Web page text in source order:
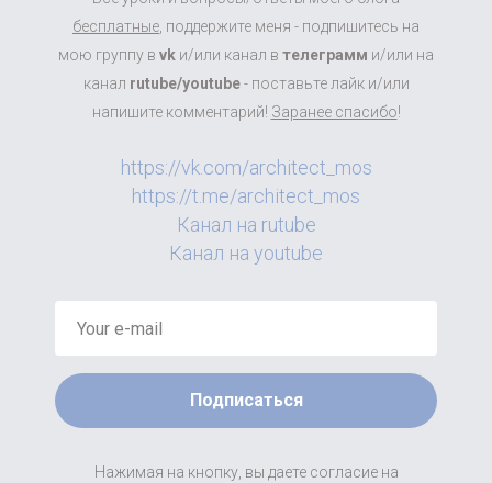
бесплатные , поддержите меня - подпишитесь на
мою группу в vk и/или канал в телеграмм и/или на
канал rutube/youtube- поставьте лайк и/или
напишите комментарий! Заранее спасибо!
https://vk.com/architect_mos
https://t.me/architect_mos
Канал на rutube
Канал на youtube
Подписаться
Нажимая на кнопку, вы даете согласие на